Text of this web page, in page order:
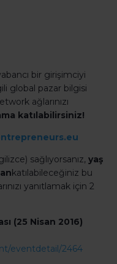
bir girişimciyi
global pazar bilgisi
ağlarınızı
katılabilirsiniz!
sağlıyorsanız, yaş
katılabileceğiniz bu
yanıtlamak için 2
(25 Nisan 2016)
eventdetail/2464